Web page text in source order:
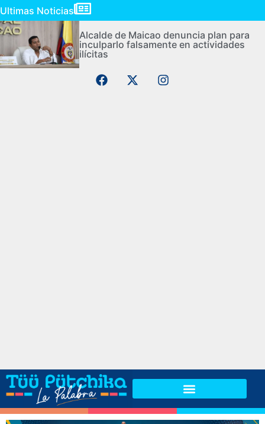
Ultimas Noticias
Alcalde de Maicao denuncia plan para
inculparlo falsamente en actividades
ilícitas